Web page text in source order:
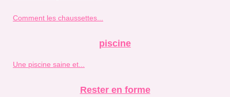
Comment les chaussettes...
piscine
Une piscine saine et...
Rester en forme